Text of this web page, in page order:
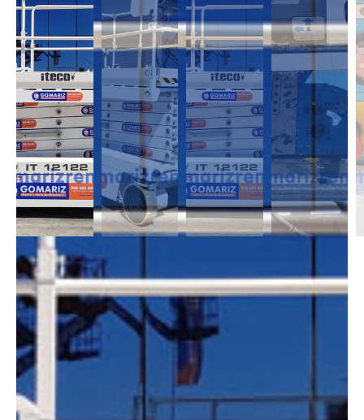
DESCRIPCIÓN
Las Tijeras Eléctricas están diseñadas para trabajar en interior, alcanzan
una altura desde los 5m a los 26,5m. Se caracterizan por llevas ruedas
anti-huellas y plataforma extensible, lo que permite ampliar la zona de
trabajo.